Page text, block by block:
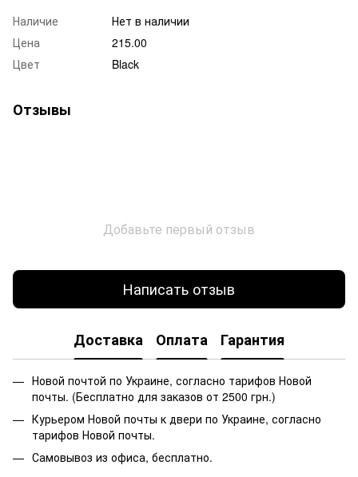
Наличие
Нет в наличии
Цена
215.00
Цвет
Black
Отзывы
Добавьте первый отзыв
Написать отзыв
Доставка Оплата Гарантия
Новой почтой по Украине, согласно тарифов Новой
почты. (Бесплатно для заказов от 2500 грн.)
Курьером Новой почты к двери по Украине, согласно
тарифов Новой почты.
Самовывоз из офиса, бесплатно.